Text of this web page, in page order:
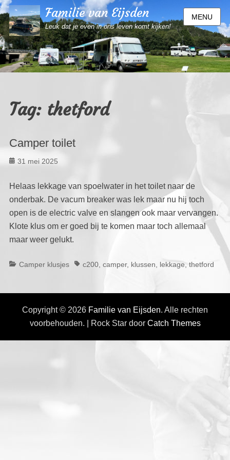
Familie van Eijsden
Leuk dat je even in ons leven komt kijken!
MENU
Tag: thetford
Camper toilet
Geplaatst
31 mei 2025
Helaas lekkage van spoelwater in het toilet naar de
onderbak. De vacum breaker was lek maar nu hij toch
open is de electric valve en slangen ook maar vervangen.
Klote klus om er goed bij te komen maar toch allemaal
maar weer gelukt.
Categorieën
Camper klusjes Tagsc200, camper, klussen lekkage thetford
Copyright © 2026 Familie van Eijsden. Alle rechten
voorbehouden. | Rock Star door Catch Themes